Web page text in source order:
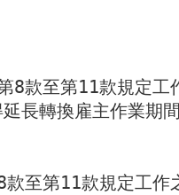
8款至第11款規定
長轉換雇主作業期
至第11款規定工